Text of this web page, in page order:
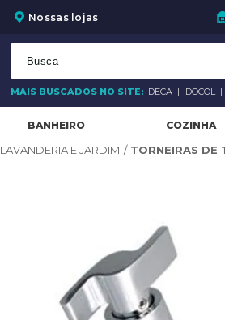
Nossas lojas
MAIS BUSCADOS NO SITE: DECA DOCOL
BANHEIRO COZINHA
LAVANDERIA E JARDIM TORNEIRAS DE